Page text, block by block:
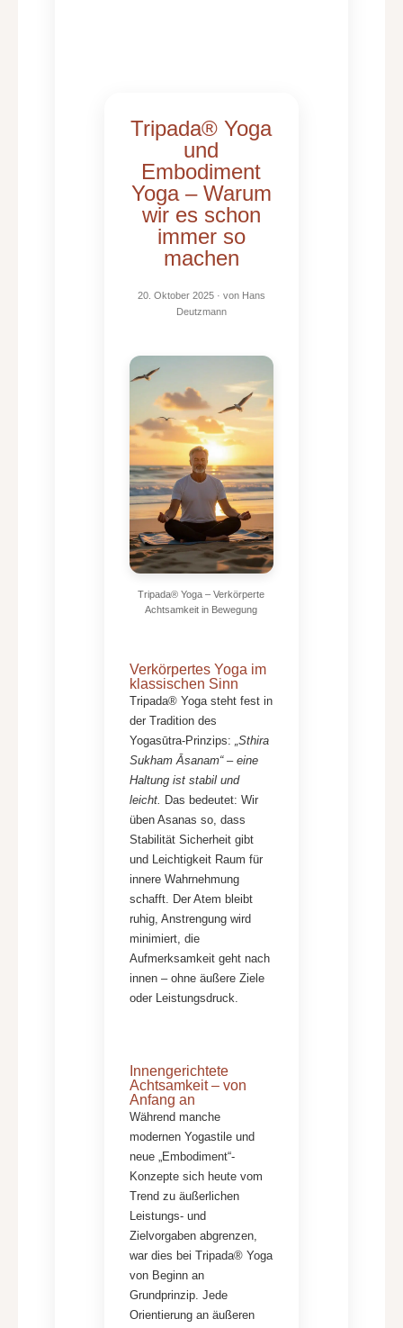
Tripada® Yoga
und
Embodiment
Yoga – Warum
wir es schon
immer so
machen
20. Oktober 2025· von Hans
Deutzmann
Tripada® Yoga – Verkörperte
Achtsamkeit in Bewegung
Verkörpertes Yoga im
klassischen Sinn
Tripada® Yoga steht fest in
der Tradition des
Yogasūtra-Prinzips: „Sthira
Sukham Āsanam“ – eine
Haltung ist stabil und
leicht. Das bedeutet: Wir
üben Asanas so, dass
Stabilität Sicherheit gibt
und Leichtigkeit Raum für
innere Wahrnehmung
schafft. Der Atem bleibt
ruhig, Anstrengung wird
minimiert, die
Aufmerksamkeit geht nach
innen – ohne äußere Ziele
oder Leistungsdruck.
Innengerichtete
Achtsamkeit – von
Anfang an
Während manche
modernen Yogastile und
neue „Embodiment“-
Konzepte sich heute vom
Trend zu äußerlichen
Leistungs- und
Zielvorgaben abgrenzen,
war dies bei Tripada® Yoga
von Beginn an
Grundprinzip. Jede
Orientierung an äußeren